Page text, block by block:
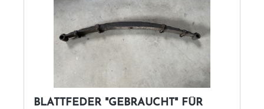
BLATTFEDER "GEBRAUCHT" FÜR